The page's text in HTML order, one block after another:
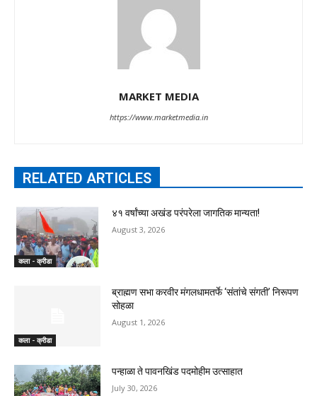
MARKET MEDIA
https://www.marketmedia.in
RELATED ARTICLES
कला - क्रीडा
४१ वर्षांच्या अखंड परंपरेला जागतिक मान्यता!
August 3, 2026
कला - क्रीडा
ब्राह्मण सभा करवीर मंगलधामतर्फे ‘संतांचे संगती’ निरूपण
सोहळा
August 1, 2026
पन्हाळा ते पावनखिंड पदमोहीम उत्साहात
July 30, 2026